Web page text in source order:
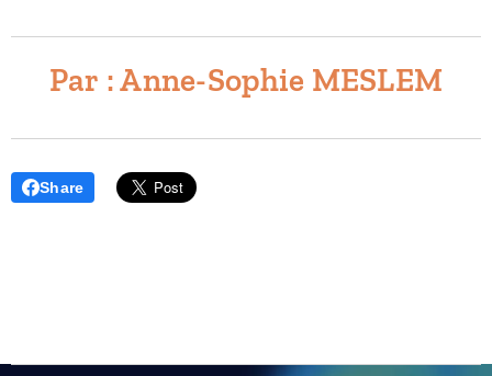
Par : Anne-Sophie MESLEM
Share